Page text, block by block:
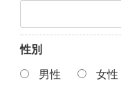
性別
男性
女性